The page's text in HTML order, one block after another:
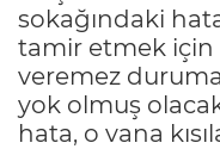
sokağındaki
tamir etmek için
veremez
yok olmuş
hata, o vana